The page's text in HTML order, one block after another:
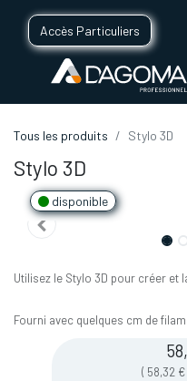
Accès Particuliers
Tous les produits Stylo 3D
Stylo 3D
disponible
Utilisez le Stylo 3D pour créer et
Fourni avec quelques cm de
( 58,32€